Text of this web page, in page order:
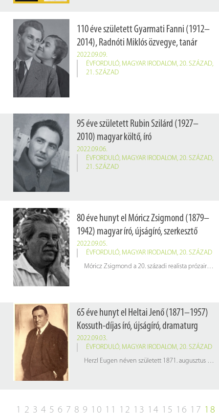
110 éve született Gyarmati Fanni (1912–
2014), Radnóti Miklós özvegye, tanár
2022.09.09.
ÉVFORDULÓ, MAGYAR IRODALOM, 20. SZÁZAD,
21. SZÁZAD
95 éve született Rubin Szilárd (1927–
2010) magyar költő, író
2022.09.06.
ÉVFORDULÓ, MAGYAR IRODALOM, 20. SZÁZAD,
21. SZÁZAD
80 éve hunyt el Móricz Zsigmond (1879–
1942) magyar író, újságíró, szerkesztő
2022.09.05.
ÉVFORDULÓ, MAGYAR IRODALOM, 20. SZÁZAD
Móricz Zsigmond a 20. századi realista prózairodalom legismertebb alakja. Érdekesség, hogy Móricz Zsigmond 1903-ban néhány hónapig a KSH Népmozgalmi Osztályán dolgozott napidíjasként; öccse, Móricz Miklós pedig 1931-től a KSH sajtóreferenseként, 1933-tól 1944 áprilisáig a Statisztikai Tudósító (STUD) című napilap főszerkesztőjeként dolgozott.
65 éve hunyt el Heltai Jenő (1871–1957)
Kossuth-díjas író, újságíró, dramaturg
2022.09.03.
ÉVFORDULÓ, MAGYAR IRODALOM, 20. SZÁZAD
Herzl Eugen néven született 1871. augusztus 11-én. 1913-ban a Herzl családi nevét Heltaira változtatta.
1 2 3 4 5 6 7 8 9 10 11 12 13 14 15 16 17 18